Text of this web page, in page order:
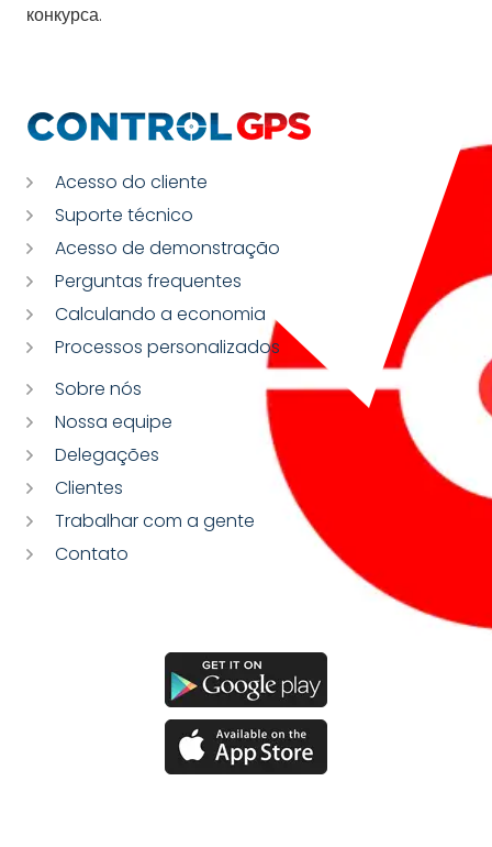
конкурса.
Acesso do cliente
Suporte técnico
Acesso de demonstração
Perguntas frequentes
Calculando a economia
Processos personalizados
Sobre nós
Nossa equipe
Delegações
Clientes
Trabalhar com a gente
Contato